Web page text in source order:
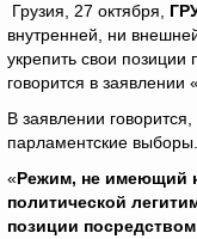
Грузия, 27 октября,
внутренней, ни
укрепить свои
говорится в
В заявлении
парламентские выборы.
«Режим, не имеющий
политической
позиции